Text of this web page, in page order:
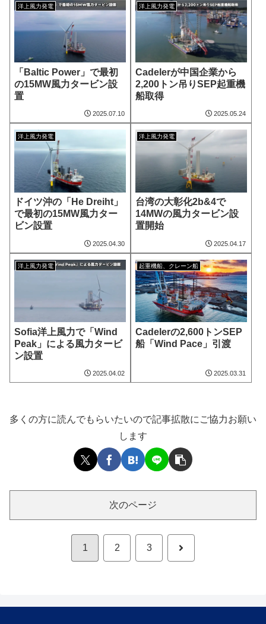
洋上風力発電
「Baltic Power」で最初
の15MW風力タービン設
置
2025.07.10
洋上風力発電
Cadelerが中国企業から
2,200トン吊りSEP起重機
船取得
2025.05.24
洋上風力発電
ドイツ沖の「He Dreiht」
で最初の15MW風力ター
ビン設置
2025.04.30
洋上風力発電
台湾の大彰化2b&4で
14MWの風力タービン設
置開始
2025.04.17
洋上風力発電
Sofia洋上風力で「Wind
Peak」による風力タービ
ン設置
2025.04.02
起重機船、クレーン船
Cadelerの2,600トンSEP
船「Wind Pace」引渡
2025.03.31
多くの方に読んでもらいたいので記事拡散にご協力お願い
します
次のページ
1 2 3 次